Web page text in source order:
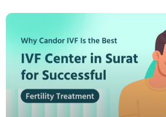
to talk about the top 10 IVF centers